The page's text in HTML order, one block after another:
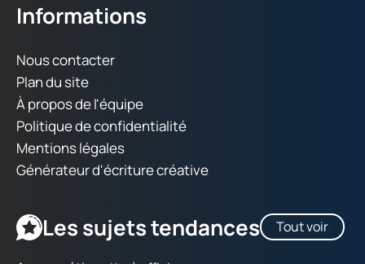
Informations
Nous contacter
Plan du site
À propos de l'équipe
Politique de confidentialité
Mentions légales
Générateur d'écriture créative
Les sujets tendances Tout voir